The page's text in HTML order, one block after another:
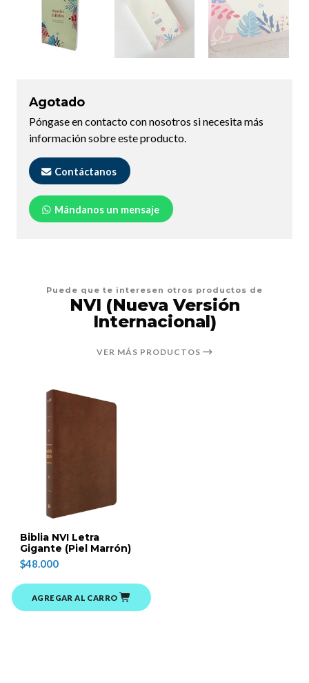
Agotado
Póngase en contacto con nosotros si necesita más
información sobre este producto.
Contáctanos
Mándanos un mensaje
Puede que te interesen otros productos de
NVI (Nueva Versión
Internacional)
VER MÁS PRODUCTOS
Biblia NVI Letra
Gigante (Piel Marrón)
$48.000
AGREGAR AL CARRO